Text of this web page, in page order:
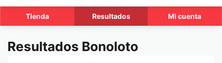
Tienda Resultados Mi cuenta
Resultados Bonoloto